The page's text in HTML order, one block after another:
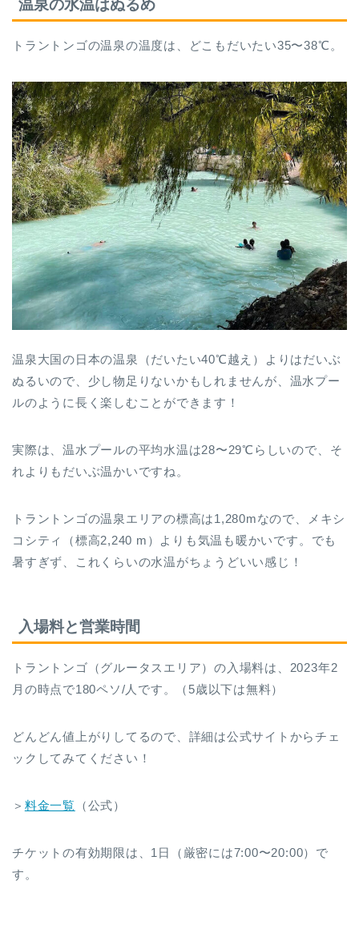
温泉の水温はぬるめ
トラントンゴの温泉の温度は、どこもだいたい35〜38℃。
温泉大国の日本の温泉（だいたい40℃越え）よりはだいぶ
ぬるいので、少し物足りないかもしれませんが、温水プー
ルのように長く楽しむことができます！
実際は、温水プールの平均水温は28〜29℃らしいので、そ
れよりもだいぶ温かいですね。
トラントンゴの温泉エリアの標高は1,280mなので、メキシ
コシティ（標高2,240 m）よりも気温も暖かいです。でも
暑すぎず、これくらいの水温がちょうどいい感じ！
入場料と営業時間
トラントンゴ（グルータスエリア）の入場料は、2023年2
月の時点で180ペソ/人です。（5歳以下は無料）
どんどん値上がりしてるので、詳細は公式サイトからチェ
ックしてみてください！
＞ 料金一覧 （公式）
チケットの有効期限は、1日（厳密には7:00〜20:00）で
す。